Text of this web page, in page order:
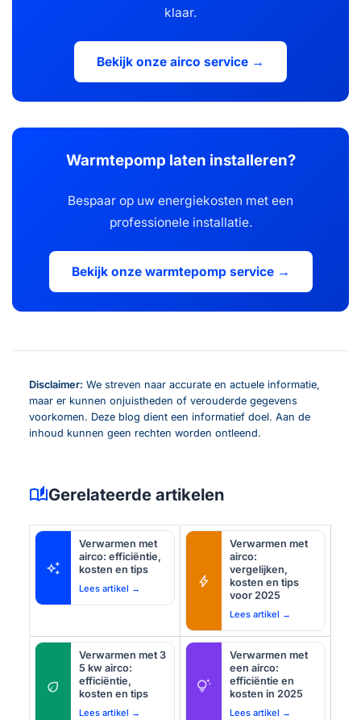
klaar.
Bekijk onze airco service →
Warmtepomp laten installeren?
Bespaar op uw energiekosten met een
professionele installatie.
Bekijk onze warmtepomp service →
Disclaimer: We streven naar accurate en actuele informatie,
maar er kunnen onjuistheden of verouderde gegevens
voorkomen. Deze blog dient een informatief doel. Aan de
inhoud kunnen geen rechten worden ontleend.
auto_storiesGerelateerde artikelen
auto_awesome
Verwarmen met
airco: efficiëntie,
kosten en tips
Lees artikel → bolt
Verwarmen met
airco:
vergelijken,
kosten en tips
voor 2025
Lees artikel →
eco
Verwarmen met 3
5 kw airco:
efficiëntie,
kosten en tips
Lees artikel →
tips_and_updates
Verwarmen met
een airco:
efficiëntie en
kosten in 2025
Lees artikel →